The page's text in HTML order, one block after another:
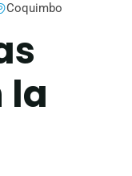
Coquimbo
la